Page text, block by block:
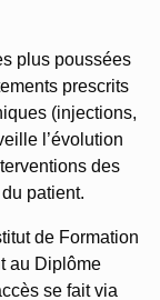
plus poussées
prescrits
(injections,
l’évolution
des
patient.
de Formation
au Diplôme
se fait via